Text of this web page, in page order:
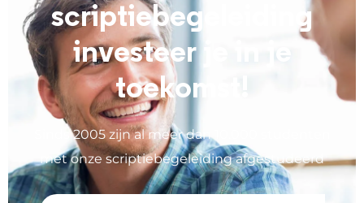
scriptiebegeleiding
investeer je in je
toekomst!
Sinds 2005 zijn al meer dan 10.000 studenten
met onze scriptiebegeleiding afgestudeerd